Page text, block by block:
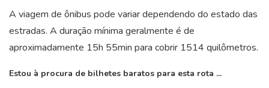
A viagem de ônibus pode variar dependendo do estado das
estradas. A duração mínima geralmente é de
aproximadamente 15h 55min para cobrir 1514 quilômetros.
Estou à procura de bilhetes baratos para esta rota ...